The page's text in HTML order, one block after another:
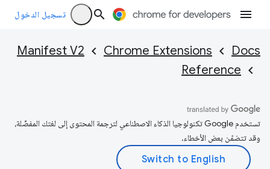
تسجيل الدخول
Docs
Chrome Extensions
Manifest V2
Reference
تستخدم Google تكنولوجيا الذكاء الاصطناعي لترجمة المحتوى إلى لغتك المفضّلة،
وقد تتضمّن بعض الأخطاء.